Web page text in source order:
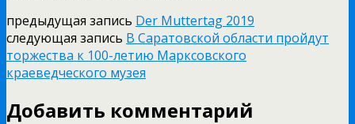
предыдущая запись Der Muttertag 2019
следующая запись В Саратовской области пройдут
торжества к 100-летию Марксовского
краеведческого музея
Добавить комментарий